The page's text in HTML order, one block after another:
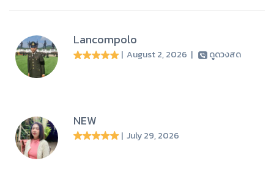
Lancompolo
| August 2, 2026 | ดูดวงสด
NEW
| July 29, 2026